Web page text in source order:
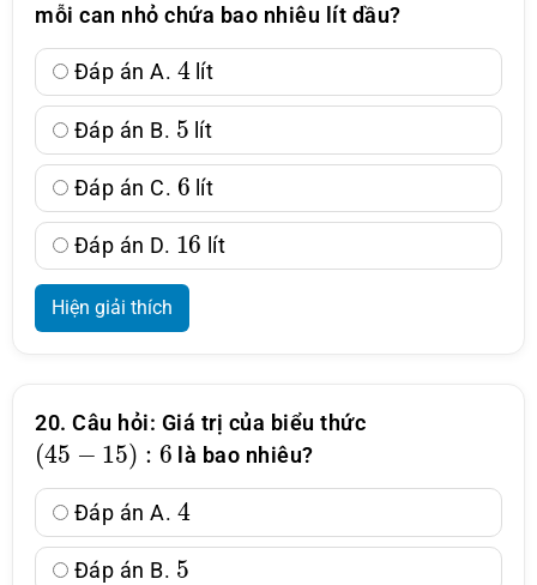
mỗi can nhỏ chứa bao nhiêu lít dầu?
Đáp án A.
4
lít
Đáp án B.
5
lít
Đáp án C.
6
lít
Đáp án D.
16
lít
Hiện giải thích
20. Câu hỏi: Giá trị của biểu thức
(45−15):6
là bao nhiêu?
Đáp án A.
4
Đáp án B.
5